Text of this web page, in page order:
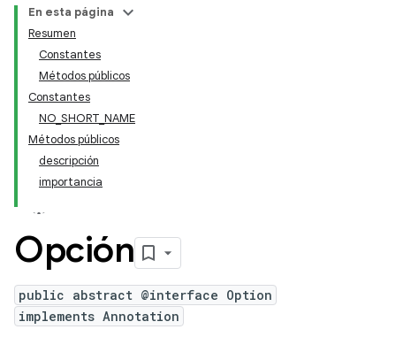
En esta página
Resumen
Constantes
Métodos públicos
Constantes
NO_SHORT_NAME
Métodos públicos
descripción
importancia
Opción
public abstract @interface Option
implements Annotation